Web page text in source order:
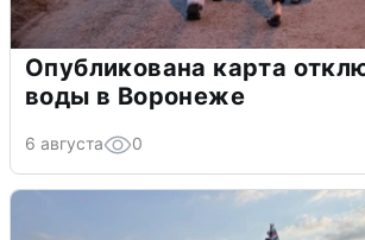
Опубликована карта
воды в Воронеже
6 августа 0